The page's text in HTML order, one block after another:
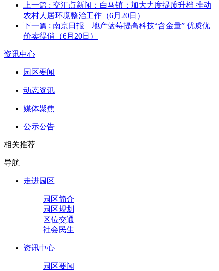
上一篇 : 交汇点新闻：白马镇：加大力度提质升档 推动
农村人居环境整治工作（6月20日）
下一篇 : 南京日报：地产蓝莓提高科技“含金量” 优质优
价卖得俏（6月20日）
资讯中心
园区要闻
动态资讯
媒体聚焦
公示公告
相关推荐
导航
走进园区
园区简介
园区规划
区位交通
社会民生
资讯中心
园区要闻